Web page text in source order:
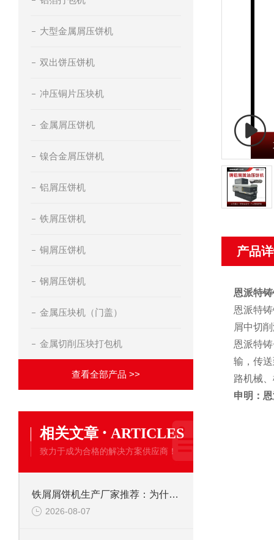
大型金属屑压饼机
双出饼压饼机
冲压铜片压块机
金属屑压饼机
镍合金屑压饼机
铝屑压饼机
铁屑压饼机
铜屑压饼机
钢屑压饼机
金属压块机（门盖）
金属切削压块打包机
查看全部产品 >>
相关文章 · ARTICLES
致力于成为合格的解决方案供应商！
铁屑屑饼机生产厂家推荐：为什么恩派特是您的优选伙伴
2026-08-07
产品
恩派特
恩派特
屑中切
恩派特
输，传
路机械
申明：